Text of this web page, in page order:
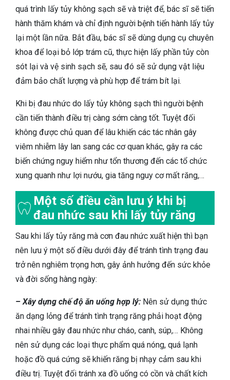
quá trình lấy tủy không sạch sẽ và triệt để, bác sĩ sẽ tiến
hành thăm khám và chỉ định người bệnh tiến hành lấy tủy
lại một lần nữa. Bắt đầu, bác sĩ sẽ dùng dụng cụ chuyên
khoa để loại bỏ lớp trám cũ, thực hiện lấy phần tủy còn
sót lại và vệ sinh sạch sẽ, sau đó sẽ sử dụng vật liệu
đảm bảo chất lượng và phù hợp để trám bít lại.
Khi bị đau nhức do lấy tủy không sạch thì người bệnh
cần tiến thành điều trị càng sớm càng tốt. Tuyệt đối
không được chủ quan để lâu khiến các tác nhân gây
viêm nhiễm lây lan sang các cơ quan khác, gây ra các
biến chứng nguy hiểm như tổn thương đến các tổ chức
xung quanh như lợi nướu, gia tăng nguy cơ mất răng,…
Một số điều cần lưu ý khi bị
đau nhức sau khi lấy tủy răng
Sau khi lấy tủy răng mà cơn đau nhức xuất hiện thì bạn
nên lưu ý một số điều dưới đây để tránh tình trạng đau
trở nên nghiêm trọng hơn, gây ảnh hưởng đến sức khỏe
và đời sống hàng ngày:
– Xây dựng chế độ ăn uống hợp lý: Nên sử dụng thức
ăn dạng lỏng để tránh tình trạng răng phải hoạt động
nhai nhiều gây đau nhức như cháo, canh, súp,… Không
nên sử dụng các loại thực phẩm quá nóng, quá lạnh
hoặc đồ quá cứng sẽ khiến răng bị nhạy cảm sau khi
điều trị. Tuyệt đối tránh xa đồ uống có cồn và chất kích